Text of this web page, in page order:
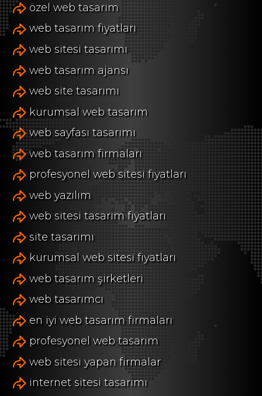
özel web tasarım
web tasarım fiyatları
web sitesi tasarımı
web tasarım ajansı
web site tasarımı
kurumsal web tasarım
web sayfası tasarımı
web tasarım firmaları
profesyonel web sitesi fiyatları
web yazılım
web sitesi tasarım fiyatları
site tasarımı
kurumsal web sitesi fiyatları
web tasarım şirketleri
web tasarımcı
en iyi web tasarım firmaları
profesyonel web tasarım
web sitesi yapan firmalar
internet sitesi tasarımı